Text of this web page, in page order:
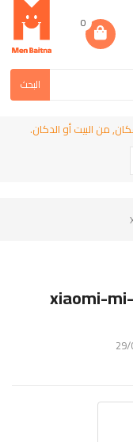
0
البحث
من البيت أو الدكان.
xiaomi-